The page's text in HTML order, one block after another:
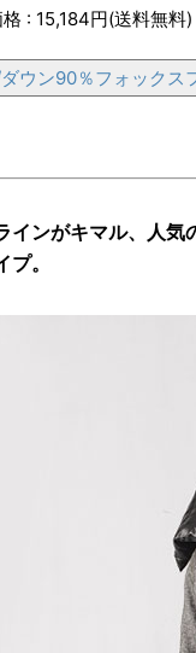
: 15,184円(送料無料)
ウン90％フォックス
インがキマル、人気
。